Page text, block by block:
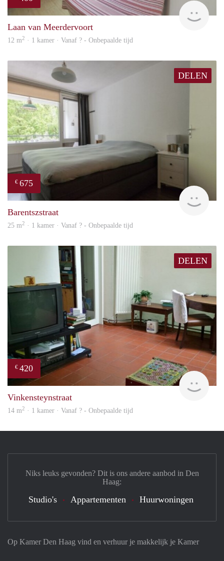
Laan van Meerdervoort
12 m2 · 1 kamer · Vanaf ? - Onbepaalde tijd
DELEN
€ 675
Barentszstraat
25 m2 · 1 kamer · Vanaf ? - Onbepaalde tijd
DELEN
€ 420
Vinkensteynstraat
14 m2 · 1 kamer · Vanaf ? - Onbepaalde tijd
Op Kamer Den Haag vind en verhuur je makkelijk je Kamer
Niks leuks gevonden? Dit is ons andere aanbod in Den
Haag:
Studio's Appartementen Huurwoningen